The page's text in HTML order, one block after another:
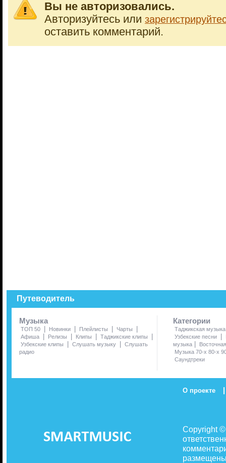
Вы не авторизовались.
Авторизуйтесь или
оставить комментарий.
Путеводитель
Музыка
ТОП 50 | Новинки | Плейлисты | Чарты |
Афиша | Релизы | Клипы | Таджикские клипы |
Узбекские клипы | Слушать музыку | Слушать
радио
Категории
Таджикская музыка
Узбекские песни
|
музыка |
Музыка 70-х 80-х
Саундтреки
О проекте |
Copyright
размещены